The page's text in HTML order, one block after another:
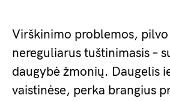
Virškinimo problemos,
nereguliarus tuštinimasis –
daugybė žmonių. Daugelis
vaistinėse, perka brangius